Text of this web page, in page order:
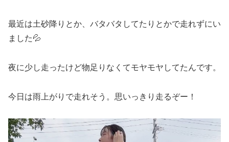
最近は土砂降りとか、バタバタしてたりとかで走れずにい
ました💦
夜に少し走ったけど物足りなくてモヤモヤしてたんです。
今日は雨上がりで走れそう。思いっきり走るぞー！